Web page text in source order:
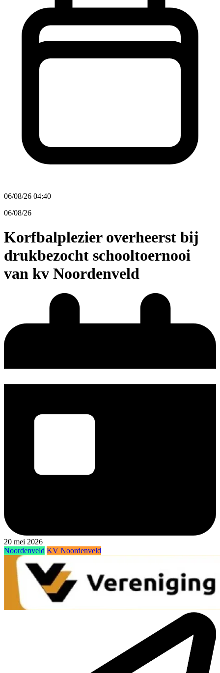
06/08/26 04:40
06/08/26
Korfbalplezier overheerst bij
drukbezocht schooltoernooi
van kv Noordenveld
20 mei 2026
Noordenveld KV Noordenveld